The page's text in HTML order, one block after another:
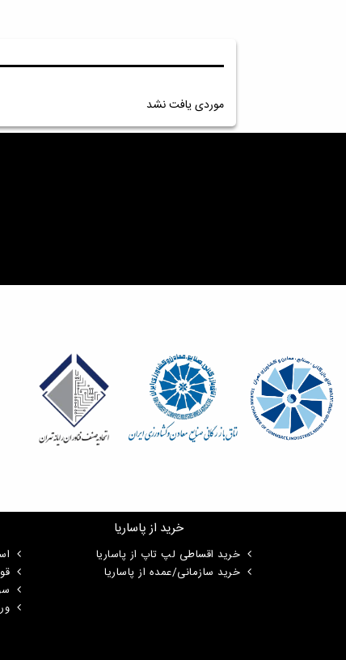
موردی یافت نشد
خرید از پاساریا
خرید اقساطی لپ تاپ از پاساریا
خرید سازمانی/عمده از پاساریا